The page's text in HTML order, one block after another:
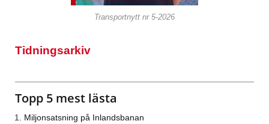
Transportnytt nr 5-2026
Tidningsarkiv
Topp 5 mest lästa
Miljonsatsning på Inlandsbanan